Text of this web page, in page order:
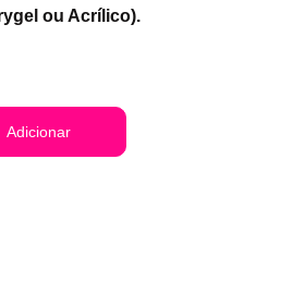
ou Acrílico).
Adicionar